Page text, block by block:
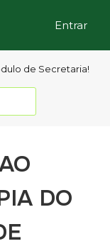
Entrar
de Secretaria!
DO